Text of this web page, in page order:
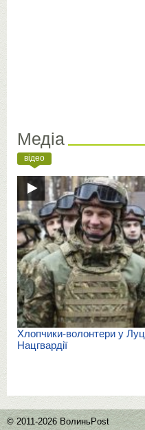
Медіа
відео
Хлопчики-волонтери у
Нацгвардії
© 2011-2026 ВолиньPost